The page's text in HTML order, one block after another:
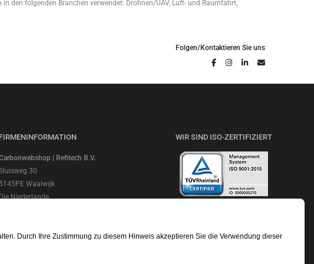
den folgenden Branchen verwendet: Drohnen/UAV, Luft- und Raumfahrt,
Folgen/Kontaktieren Sie uns
FIRMENINFORMATION
| Refitech B.V.
30
5145PE Waalwijk
Niederlande
Identifikationsnummer:
WIR SIND ISO-ZERTIFIZIERT
Durch Ihre Zustimmung zu diesem Hinweis akzeptieren Sie die Verwendung dieser